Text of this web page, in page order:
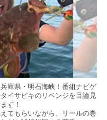
庫県・明石海峡！番組ナビゲ
イサビキのリベンジを目論見
す！
てもらいながら、リールの巻